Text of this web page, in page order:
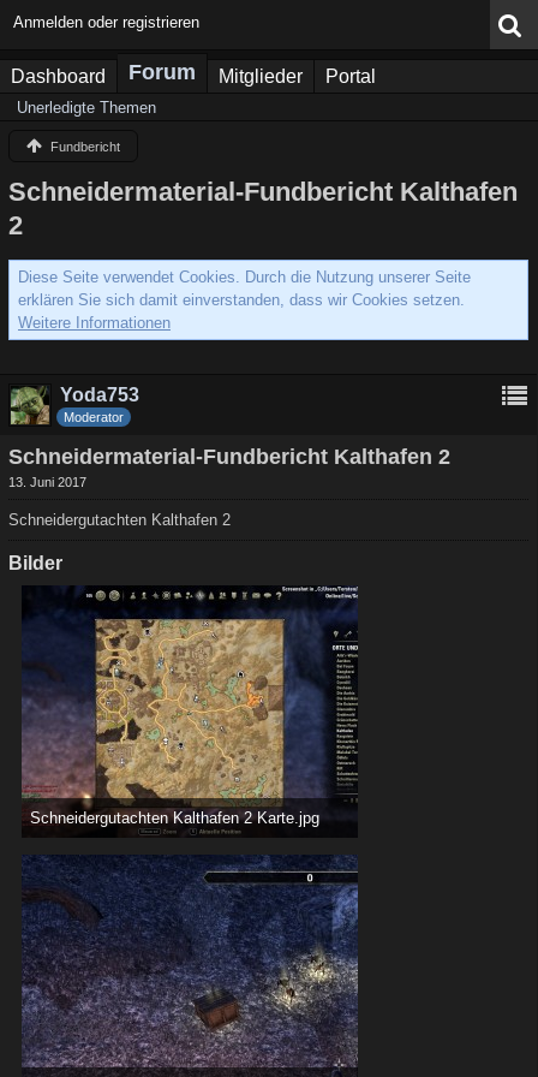
Anmelden oder registrieren
Dashboard Forum Mitglieder Portal
Unerledigte Themen
Fundbericht
Schneidermaterial-Fundbericht Kalthafen
2
Diese Seite verwendet Cookies. Durch die Nutzung unserer Seite
erklären Sie sich damit einverstanden, dass wir Cookies setzen.
Weitere Informationen
Yoda753
Moderator
Schneidermaterial-Fundbericht Kalthafen 2
13. Juni 2017
Schneidergutachten Kalthafen 2
Bilder
Schneidergutachten Kalthafen 2 Karte.jpg
598,53 kB, 1.920×1.080, 1.260 mal angesehen